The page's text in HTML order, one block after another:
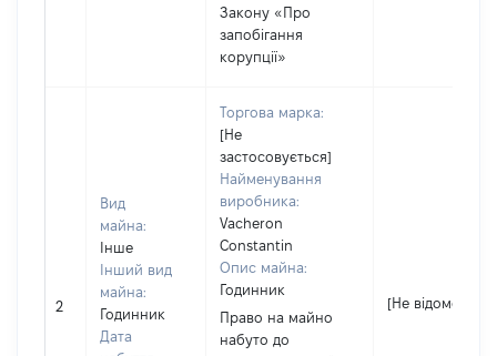
Закону «Про
запобігання
корупції»
2
Вид
майна:
Інше
Інший вид
майна:
Годинник
Дата
Торгова марка:
[Не
застосовується]
Найменування
виробника:
Vacheron
Constantin
Опис майна:
Годинник
Право на майно
набуто до
[Не відомо]